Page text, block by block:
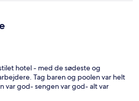
hotel - med de sødeste og
Tag baren og poolen var helt
var god- sengen var god- alt var